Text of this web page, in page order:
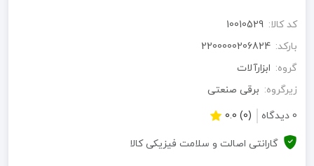
کد کالا: 10010529
بارکد: 2200000206824
گروه: ابزارآلات
زیرگروه: برقی صنعتی
0 دیدگاه
(0) 0.0
گارانتی اصالت و سلامت فیزیکی کالا